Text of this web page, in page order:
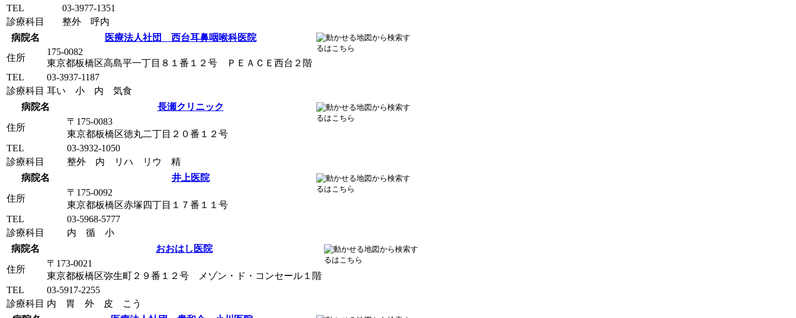
TEL
03-3977-1351
診療科目
整外 呼内
病院名
医療法人社団 西台耳鼻咽喉科医院
住所
175-0082
東京都板橋区高島平一丁目８１番１２号 ＰＥＡＣＥ西台２階
TEL
03-3937-1187
診療科目 耳い 小 内 気食
病院名
長瀬クリニック
住所
〒175-0083
東京都板橋区徳丸二丁目２０番１２号
TEL
03-3932-1050
診療科目
整外 内 リハ リウ 精
病院名
井上医院
住所
〒175-0092
東京都板橋区赤塚四丁目１７番１１号
TEL
03-5968-5777
診療科目
内 循 小
病院名
おおはし医院
住所
〒173-0021
東京都板橋区弥生町２９番１２号 メゾン・ド・コンセール１階
TEL
03-5917-2255
診療科目 内 胃 外 皮 こう